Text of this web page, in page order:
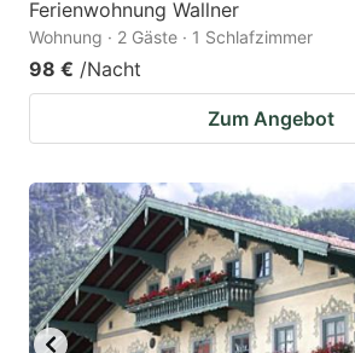
Ferienwohnung Wallner
Wohnung · 2 Gäste · 1 Schlafzimmer
98 € /Nacht
Zum Angebot